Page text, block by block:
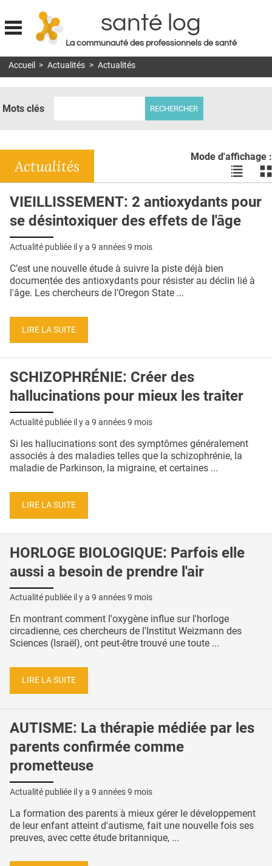
Jump to navigation
santé log
La communauté des professionnels de santé
MON COMPTE
DOSSIERS
RÉSEAUX
E-REVUE SAD
QUI SOMMES-NOUS ?
CONDITIONS GÉNÉRALES
CRÉDITS
Accueil > Actualités > Actualités
Mots clés
Mode d'affichage :
Voir
les
en
liste
les
Actualités
VIEILLISSEMENT: 2 antioxydants pour
se désintoxiquer des effets de l'âge
Actualité publiée il y a 9 années 9 mois
C’est une nouvelle étude à suivre la piste déjà bien
documentée des antioxydants pour résister au déclin lié à
l'âge. Les chercheurs de l’Oregon State ...
LIRE LA SUITE
SCHIZOPHRÉNIE: Créer des
hallucinations pour mieux les traiter
Actualité publiée il y a 9 années 9 mois
Si les hallucinations sont des symptômes généralement
associés à des maladies telles que la schizophrénie, la
maladie de Parkinson, la migraine, et certaines ...
LIRE LA SUITE
HORLOGE BIOLOGIQUE: Parfois elle
aussi a besoin de prendre l'air
Actualité publiée il y a 9 années 9 mois
En montrant comment l'oxygène influe sur l'horloge
circadienne, ces chercheurs de l'Institut Weizmann des
Sciences (Israël), ont peut-être trouvé une toute ...
LIRE LA SUITE
AUTISME: La thérapie médiée par les
parents confirmée comme
prometteuse
Actualité publiée il y a 9 années 9 mois
La formation des parents à mieux gérer le développement
de leur enfant atteint d'autisme, fait une nouvelle fois ses
preuves, avec cette étude britannique, ...